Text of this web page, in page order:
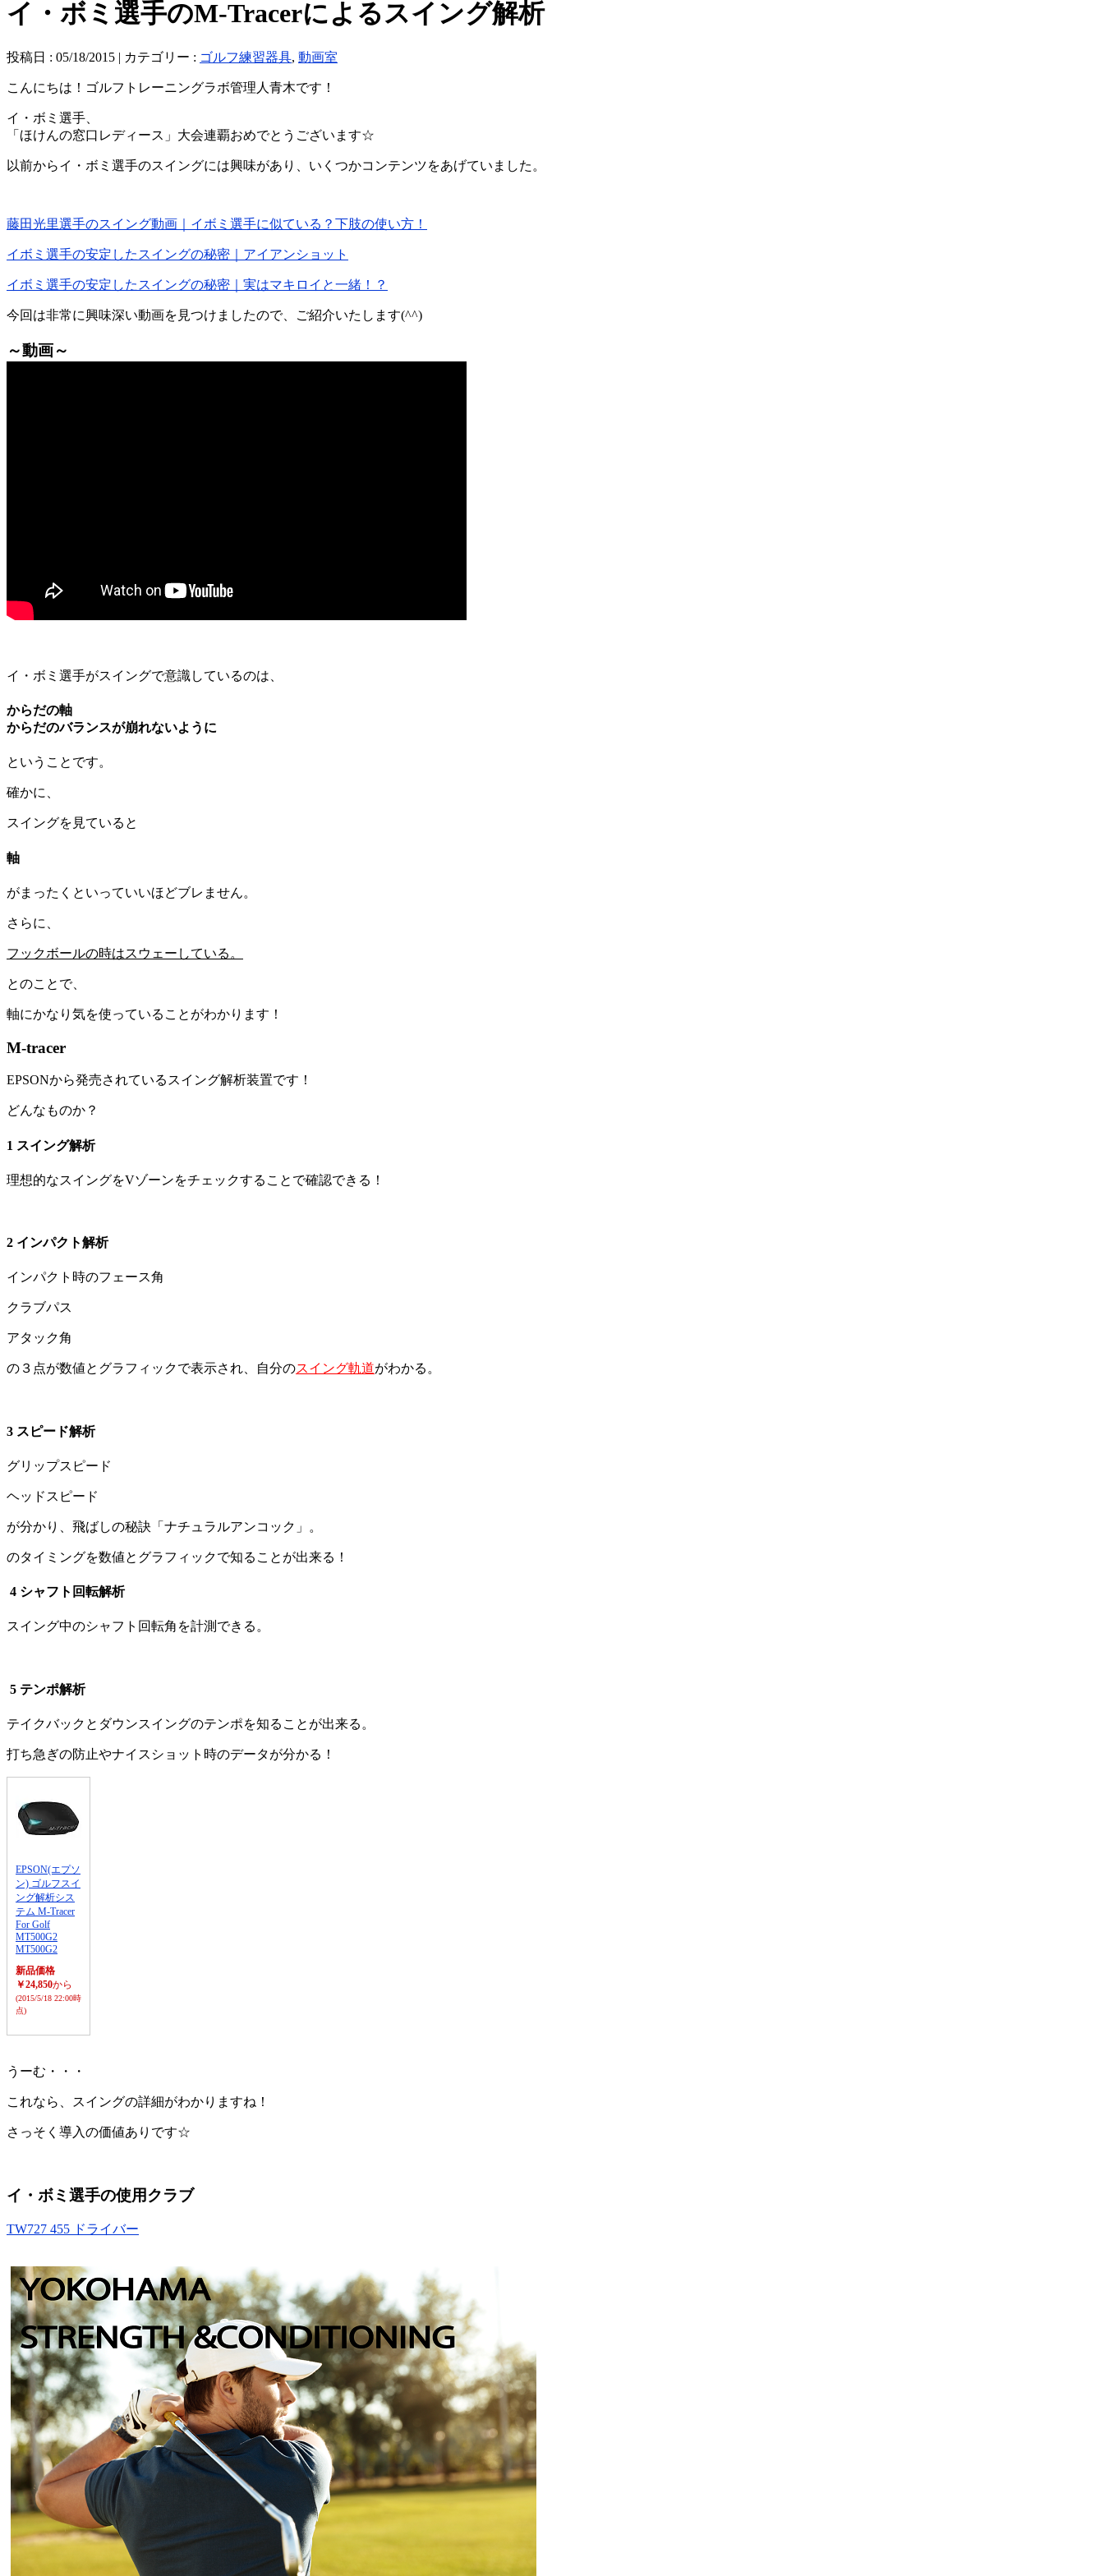
イ・ボミ選手のM-Tracerによるスイング解析
投稿日 : 05/18/2015 | カテゴリー : ゴルフ練習器具, 動画室
こんにちは！ゴルフトレーニングラボ管理人青木です！
イ・ボミ選手、
「ほけんの窓口レディース」大会連覇おめでとうございます☆
以前からイ・ボミ選手のスイングには興味があり、いくつかコンテンツをあげていました。
藤田光里選手のスイング動画｜イボミ選手に似ている？下肢の使い方！
イボミ選手の安定したスイングの秘密｜アイアンショット
イボミ選手の安定したスイングの秘密｜実はマキロイと一緒！？
今回は非常に興味深い動画を見つけましたので、ご紹介いたします(^^)
～動画～
イ・ボミ選手がスイングで意識しているのは、
からだの軸
からだのバランスが崩れないように
ということです。
確かに、
スイングを見ていると
軸
がまったくといっていいほどブレません。
さらに、
フックボールの時はスウェーしている。
とのことで、
軸にかなり気を使っていることがわかります！
M-tracer
EPSONから発売されているスイング解析装置です！
どんなものか？
1 スイング解析
理想的なスイングをVゾーンをチェックすることで確認できる！
2 インパクト解析
インパクト時のフェース角
クラブパス
アタック角
の３点が数値とグラフィックで表示され、自分のスイング軌道がわかる。
3 スピード解析
グリップスピード
ヘッドスピード
が分かり、飛ばしの秘訣「ナチュラルアンコック」。
のタイミングを数値とグラフィックで知ることが出来る！
4 シャフト回転解析
スイング中のシャフト回転角を計測できる。
5 テンポ解析
テイクバックとダウンスイングのテンポを知ることが出来る。
打ち急ぎの防止やナイスショット時のデータが分かる！
EPSON(エプソ
ン) ゴルフスイ
ング解析シス
テム M-Tracer
For Golf
MT500G2
MT500G2
新品価格
￥24,850から
(2015/5/18 22:00時
点)
うーむ・・・
これなら、スイングの詳細がわかりますね！
さっそく導入の価値ありです☆
イ・ボミ選手の使用クラブ
TW727 455 ドライバー